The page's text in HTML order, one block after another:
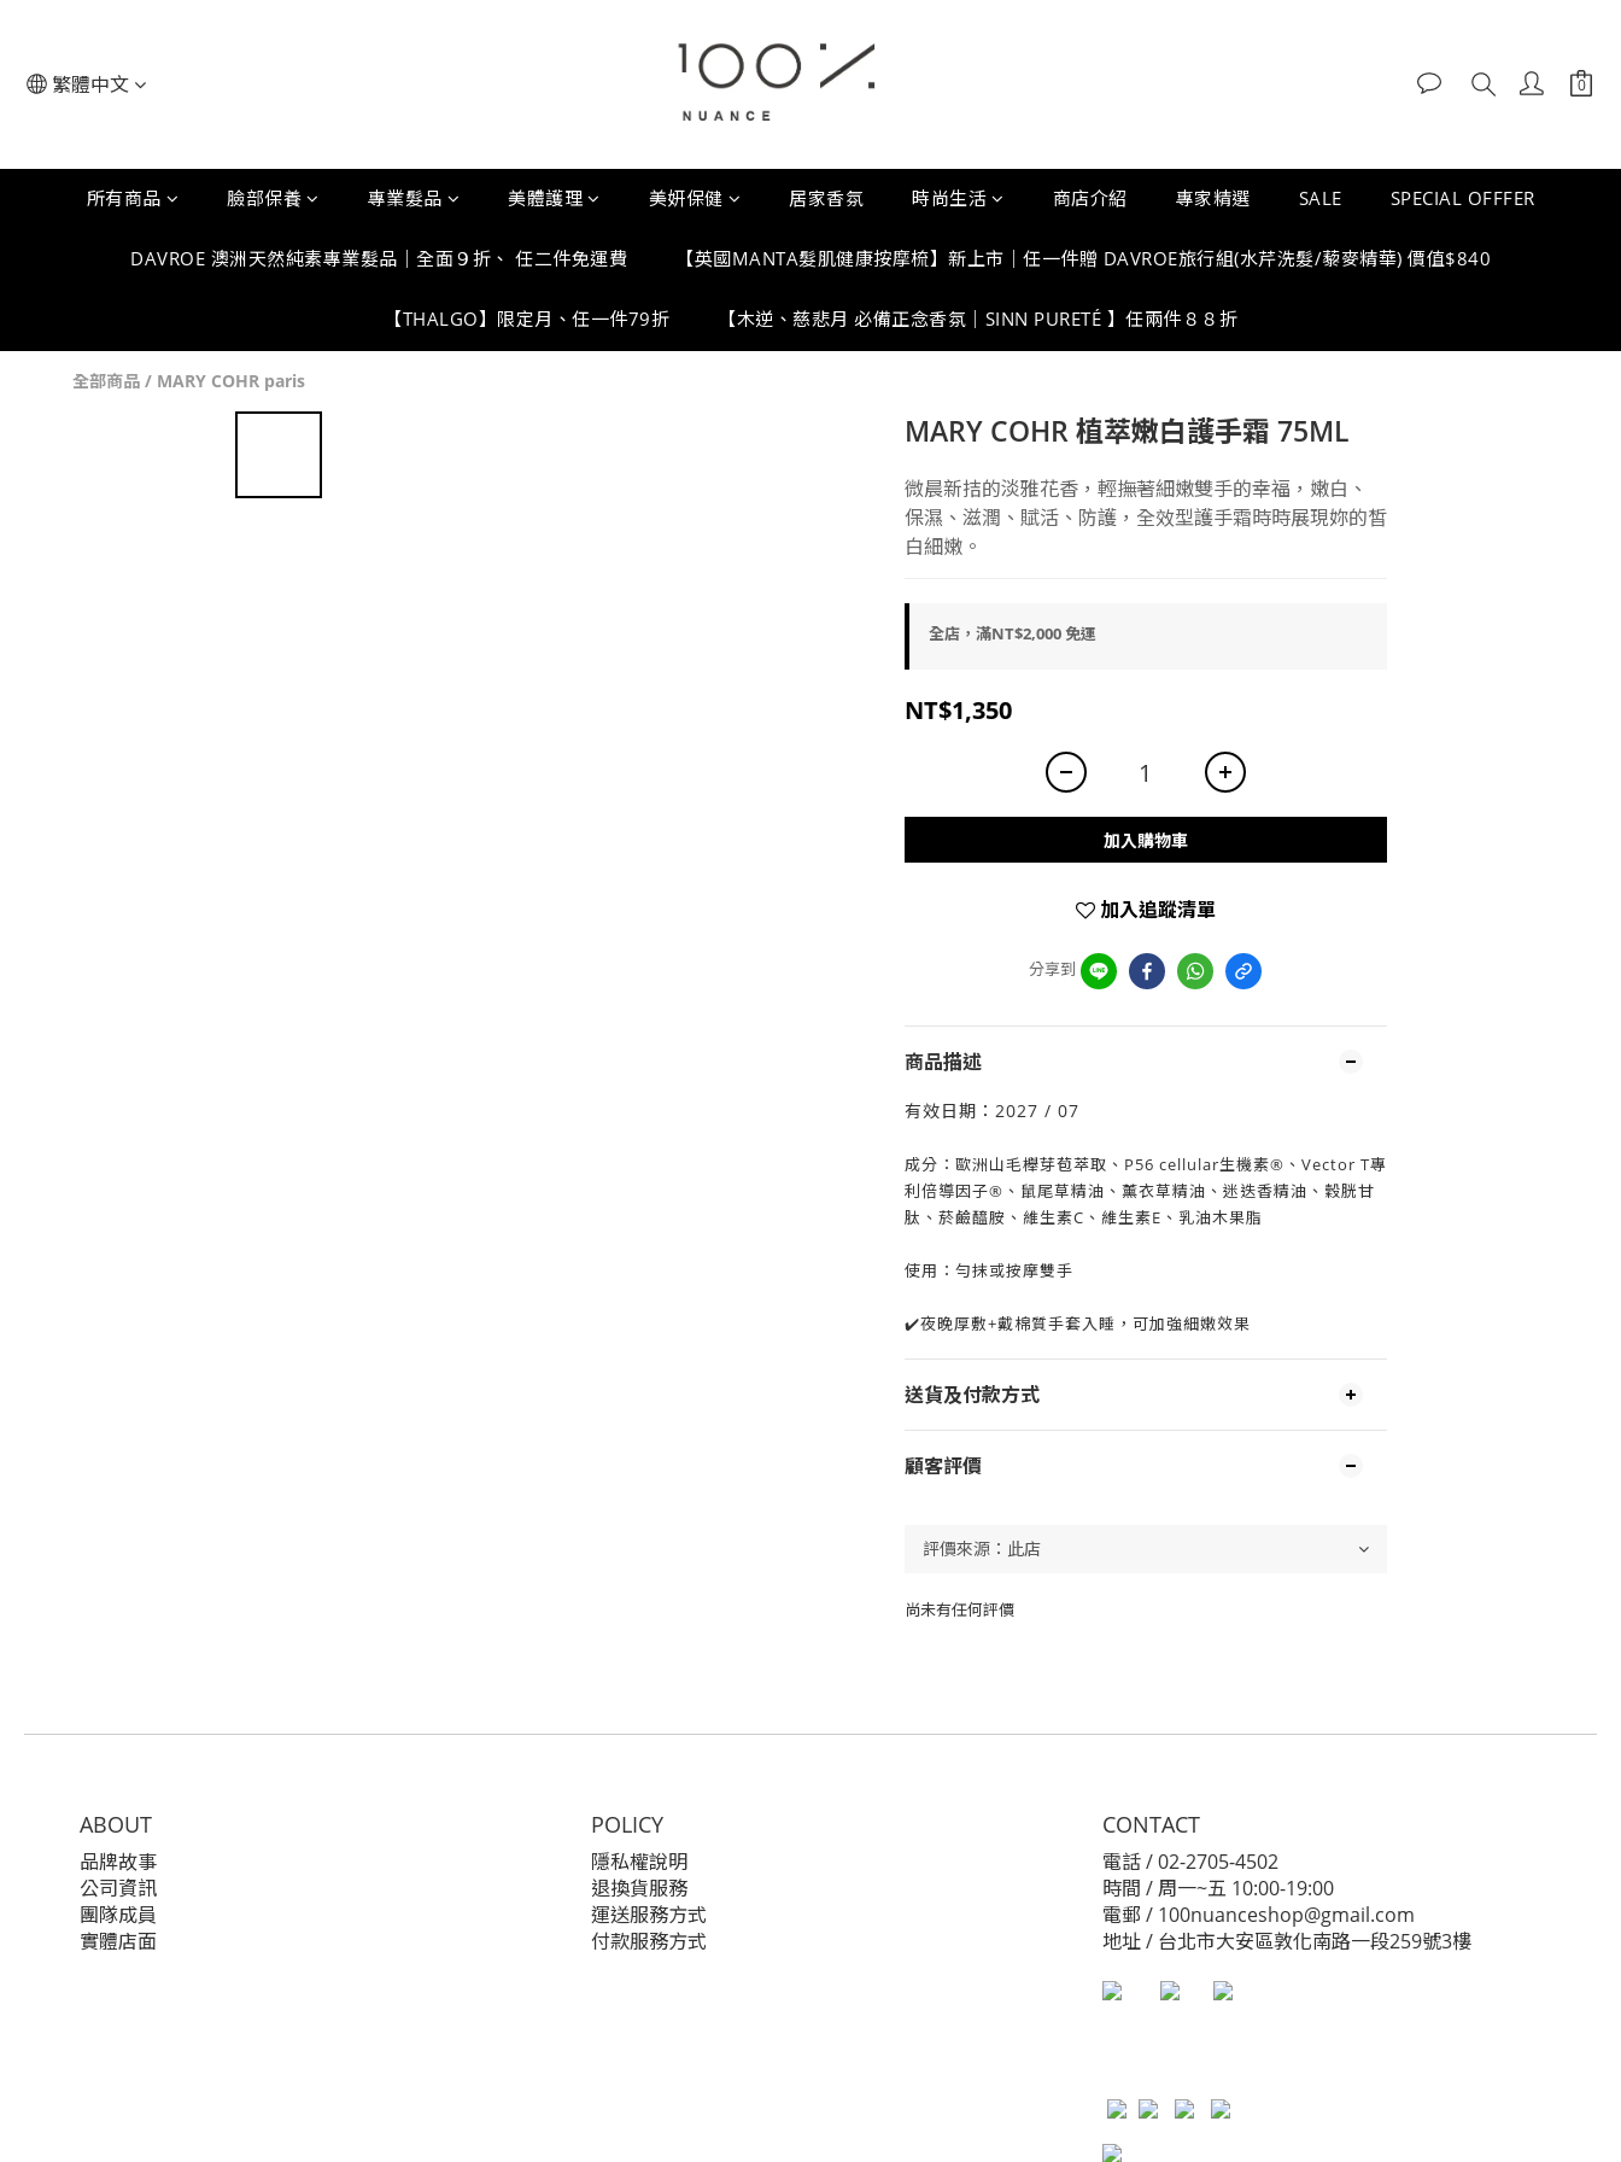
繁體中文
所有商品 臉部保養 專業髮品 美體護理 美妍保健 居家香氛 時尚生活 商店介紹 專家精選 SALE SPECIAL OFFFER
DAVROE 澳洲天然純素專業髮品｜全面９折、 任二件免運費 【英國MANTA髮肌健康按摩梳】新上市｜任一件贈 DAVROE旅行組(水芹洗髮/藜麥精華) 價值$840
【THALGO】限定月、任一件79折 【木逆、慈悲月 必備正念香氛｜SINN PURETÉ 】任兩件８８折
全部商品 / MARY COHR paris
MARY COHR 植萃嫩白護手霜 75ML
微晨新拮的淡雅花香，輕撫著細嫩雙手的幸福，嫩白、
保濕、滋潤、賦活、防護，全效型護手霜時時展現妳的皙
白細嫩。
全店，滿NT$2,000 免運
NT$1,350
加入購物車
加入追蹤清單
分享到
商品描述
有效日期：2027 / 07
成分：歐洲山毛櫸芽苞萃取、P56 cellular生機素®、Vector T專
利倍導因子®、鼠尾草精油、薰衣草精油、迷迭香精油、穀胱甘
肽、菸鹼醯胺、維生素C、維生素E、乳油木果脂
使用：勻抹或按摩雙手
✔️夜晚厚敷+戴棉質手套入睡，可加強細嫩效果
送貨及付款方式
顧客評價
尚未有任何評價
ABOUT
品牌故事
公司資訊
團隊成員
實體店面
POLICY
隱私權說明
退換貨服務
運送服務方式
付款服務方式
CONTACT
電話 / 02-2705-4502
時間 / 周一~五 10:00-19:00
電郵 / 100nuanceshop@gmail.com
地址 / 台北市大安區敦化南路一段259號3樓